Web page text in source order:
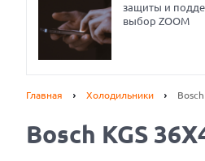
защиты и
выбор ZOOM
Главная Холодильники
Bosch KGS